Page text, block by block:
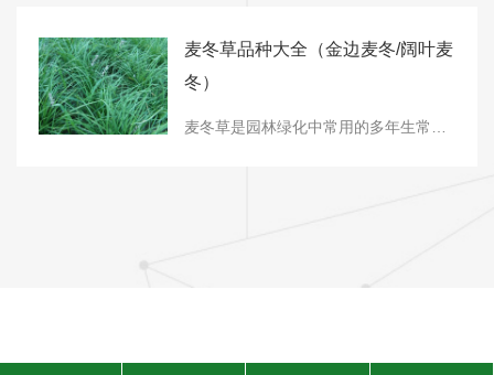
麦冬草品种大全（金边麦冬/阔叶麦
冬）
麦冬草是园林绿化中常用的多年生常绿草本植物，其品种丰富，各具特色。本文将详细介绍金边麦冬、阔叶麦冬等主要品种的特征与栽培要点，帮助您根据具体需求做出合适选择。一、麦冬草主要品种概览麦冬草经过多年培育，已形成多个具有观赏价值和实用价值的品种。以下是市场上常见的主要品种及其关键特征：品种名称叶片特征植株高度主要用途金边麦冬